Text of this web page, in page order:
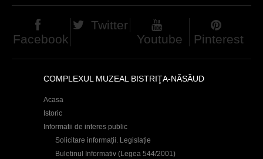
Facebook
Twitter
Youtube
Pinterest
COMPLEXUL MUZEAL BISTRIŢA-NĂSĂUD
Acasa
Istoric
Informatii de interes public
Solicitare informații. Legislație
Buletinul Informativ (Legea 544/2001)